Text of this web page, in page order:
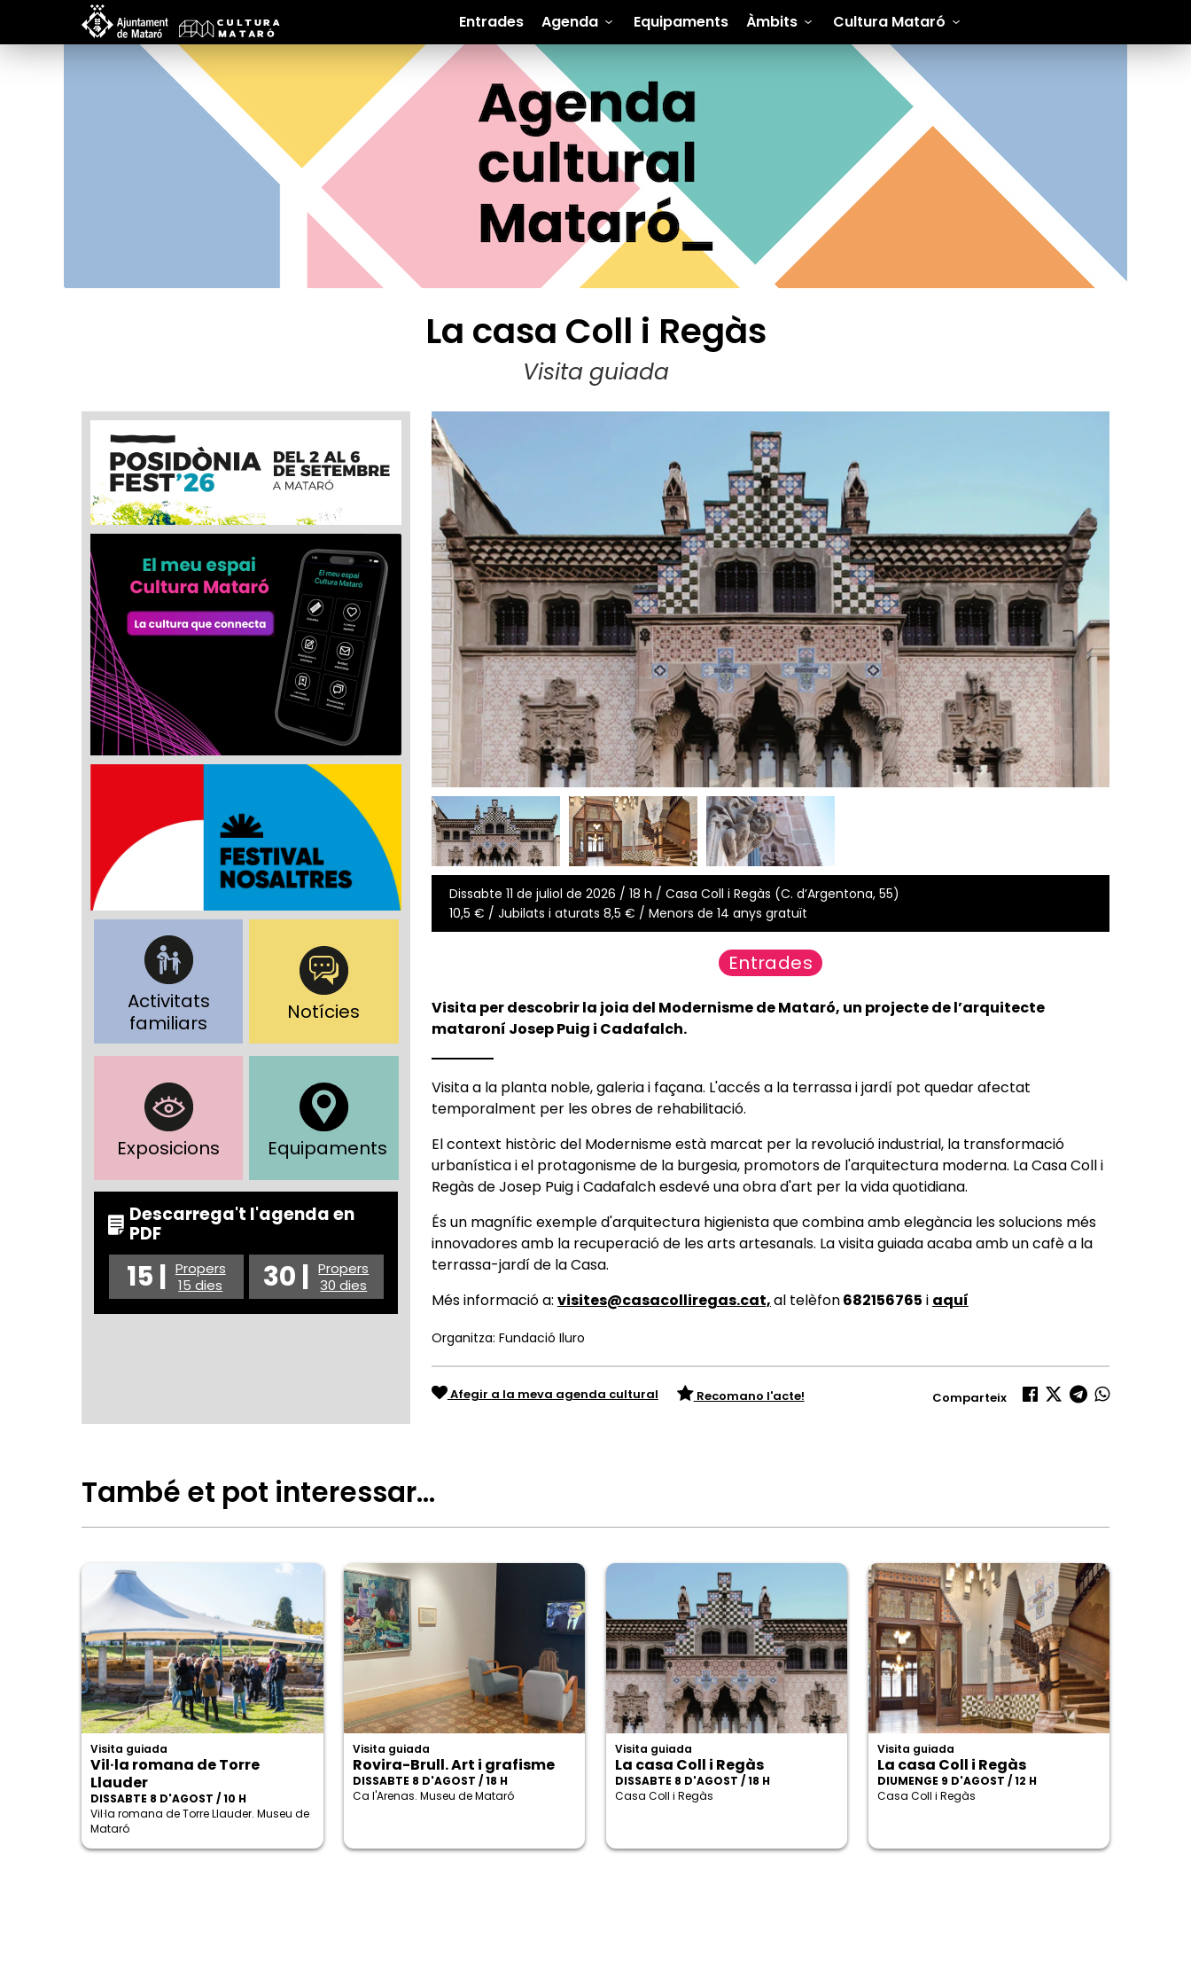
Entrades Agenda Equipaments Àmbits Cultura Mataró
La casa Coll i Regàs
Visita guiada
Activitats
familiars
Notícies
Exposicions Equipaments
Descarrega't l'agenda en
PDF
15 | Propers
15 dies
30 | Propers
30 dies
Dissabte 11 de juliol de 2026 / 18 h / Casa Coll i Regàs (C. d’Argentona, 55)
10,5 € / Jubilats i aturats 8,5 € / Menors de 14 anys gratuït
Entrades
Visita per descobrir la joia del Modernisme de Mataró, un projecte de l’arquitecte
mataroní Josep Puig i Cadafalch.
Visita a la planta noble, galeria i façana. L'accés a la terrassa i jardí pot quedar afectat
temporalment per les obres de rehabilitació.
El context històric del Modernisme està marcat per la revolució industrial, la transformació
urbanística i el protagonisme de la burgesia, promotors de l'arquitectura moderna. La Casa Coll i
Regàs de Josep Puig i Cadafalch esdevé una obra d'art per la vida quotidiana.
És un magnífic exemple d'arquitectura higienista que combina amb elegància les solucions més
innovadores amb la recuperació de les arts artesanals. La visita guiada acaba amb un cafè a la
terrassa-jardí de la Casa.
Més informació a: visites@casacolliregas.cat,al telèfon682156765 i aquí
Organitza: Fundació Iluro
Afegir a la meva agenda cultural Recomano l'acte! Comparteix
També et pot interessar…
Visita guiada
Vil·la romana de Torre
Llauder
DISSABTE 8 D'AGOST / 10 H
Vil·la romana de Torre Llauder. Museu de
Mataró
Visita guiada
Rovira-Brull. Art i grafisme
DISSABTE 8 D'AGOST / 18 H
Ca l'Arenas. Museu de Mataró
Visita guiada
La casa Coll i Regàs
DISSABTE 8 D'AGOST / 18 H
Casa Coll i Regàs
Visita guiada
La casa Coll i Regàs
DIUMENGE 9 D'AGOST / 12 H
Casa Coll i Regàs